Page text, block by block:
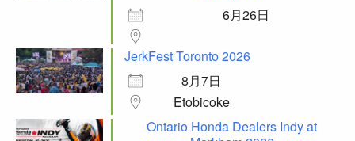
6月26日
JerkFest Toronto 2026
8月7日
Etobicoke
Ontario Honda Dealers Indy at